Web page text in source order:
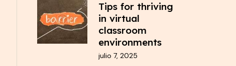
Tips for thriving
in virtual
classroom
environments
julio 7, 2025